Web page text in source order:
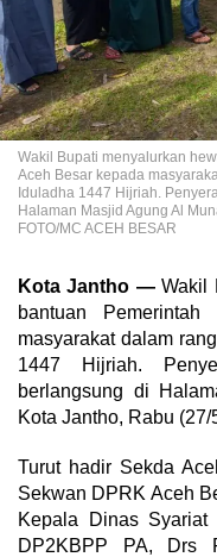
Wakil Bupati menyalurkan
Aceh Besar kepada
Iduladha 1447 Hijriah.
Halaman Masjid Agung Al
FOTO/MC ACEH BESAR
Kota Jantho —Wakil
bantuan
masyarakat dalam
1447 Hijriah.
berlangsung di
Kota Jantho, Rabu (27/
Turut hadir Sekda
Sekwan DPRK Aceh
Kepala Dinas
DP2KBPP PA, Drs